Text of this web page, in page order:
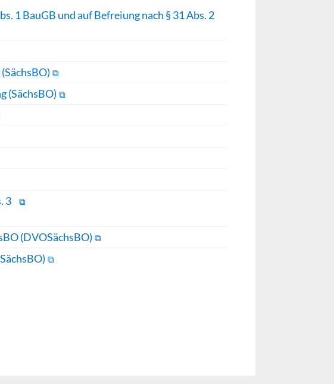
1 BauGB und auf Befreiung nach § 31 Abs. 2
(SächsBO)
3
(DVOSächsBO)